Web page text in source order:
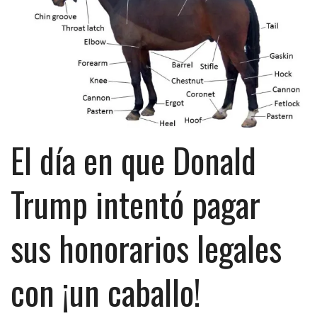
El día en que Donald
Trump intentó pagar
sus honorarios legales
con ¡un caballo!